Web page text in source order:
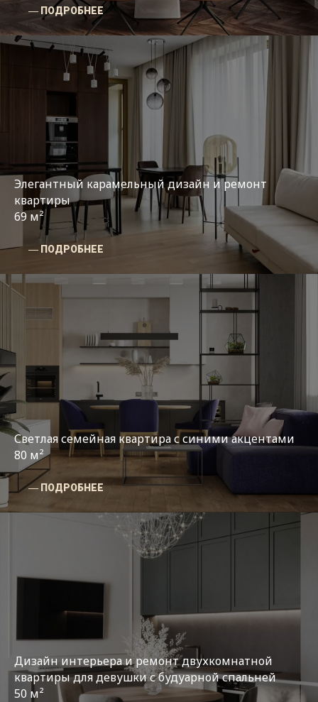
― ПОДРОБНЕЕ
Элегантный карамельный дизайн и ремонт
квартиры
69 м²
― ПОДРОБНЕЕ
Светлая семейная квартира с синими акцентами
80 м²
― ПОДРОБНЕЕ
Дизайн интерьера и ремонт двухкомнатной
квартиры для девушки с будуарной спальней
50 м²